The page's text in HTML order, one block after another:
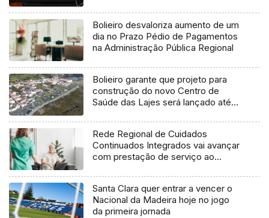
Bolieiro desvaloriza aumento de um
dia no Prazo Pédio de Pagamentos
na Administração Pública Regional
Bolieiro garante que projeto para
construção do novo Centro de
Saúde das Lajes será lançado até
Rede Regional de Cuidados
Continuados Integrados vai avançar
com prestação de serviço ao
Santa Clara quer entrar a vencer o
Nacional da Madeira hoje no jogo
da primeira jornada